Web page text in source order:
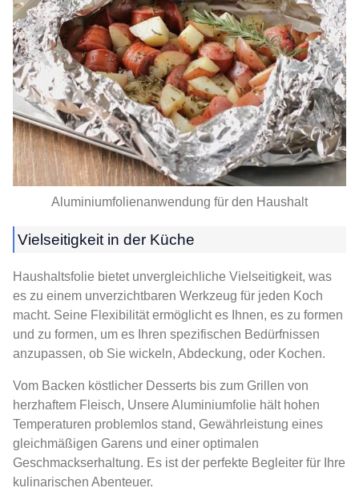
Aluminiumfolienanwendung für den Haushalt
Vielseitigkeit in der Küche
Haushaltsfolie bietet unvergleichliche Vielseitigkeit, was
es zu einem unverzichtbaren Werkzeug für jeden Koch
macht. Seine Flexibilität ermöglicht es Ihnen, es zu formen
und zu formen, um es Ihren spezifischen Bedürfnissen
anzupassen, ob Sie wickeln, Abdeckung, oder Kochen.
Vom Backen köstlicher Desserts bis zum Grillen von
herzhaftem Fleisch, Unsere Aluminiumfolie hält hohen
Temperaturen problemlos stand, Gewährleistung eines
gleichmäßigen Garens und einer optimalen
Geschmackserhaltung. Es ist der perfekte Begleiter für Ihre
kulinarischen Abenteuer.